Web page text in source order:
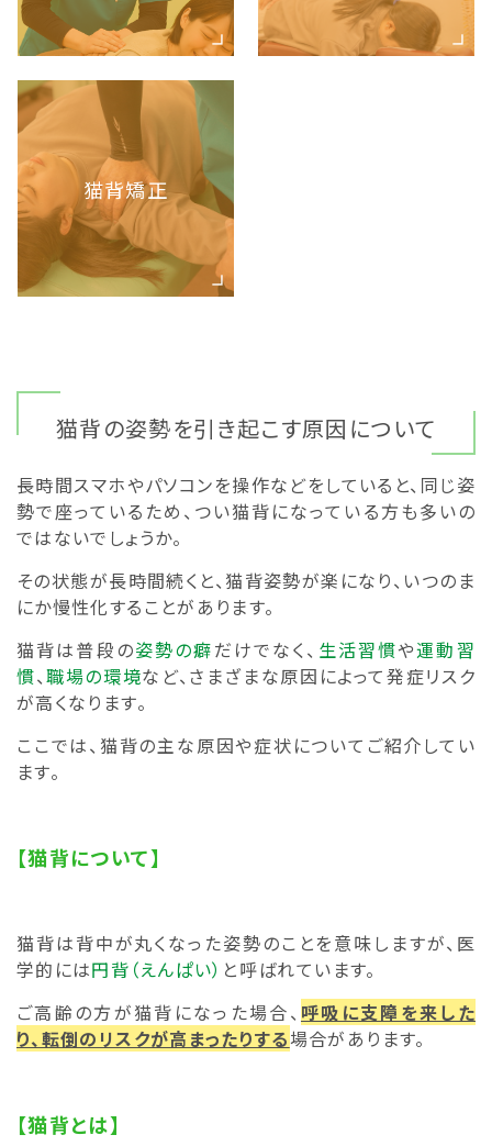
猫背矯正
猫背の姿勢を引き起こす原因について
長時間スマホやパソコンを操作などをしていると、同じ姿
勢で座っているため、つい猫背になっている方も多いの
ではないでしょうか。
その状態が長時間続くと、猫背姿勢が楽になり、いつのま
にか慢性化することがあります。
猫背は普段の姿勢の癖だけでなく、 生活習慣や運動習
慣、職場の環境など、さまざまな原因によって発症リスク
が高くなります。
ここでは、猫背の主な原因や症状についてご紹介してい
ます。
【猫背について】
猫背は背中が丸くなった姿勢のことを意味しますが、医
学的には円背（えんぱい） と呼ばれています。
ご高齢の方が猫背になった場合、 呼吸に支障を来した
り、転倒のリスクが高まったりする場合があります。
【猫背とは】